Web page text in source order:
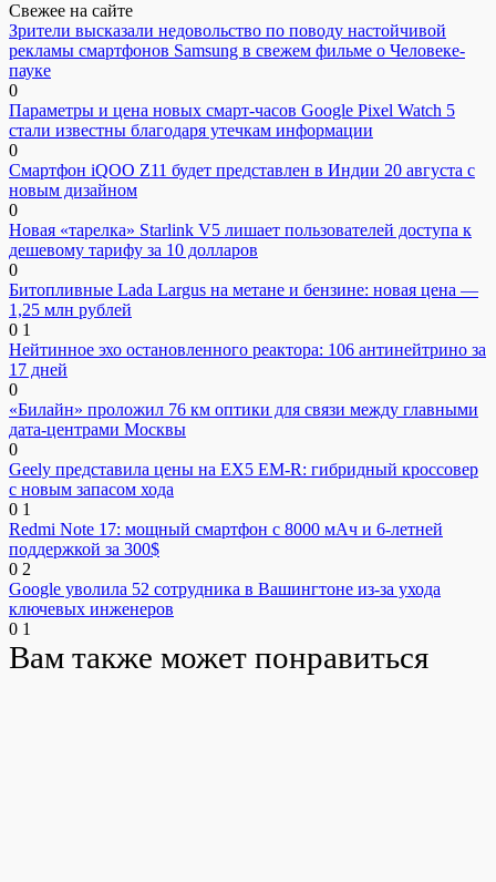
Свежее на сайте
Зрители высказали недовольство по поводу настойчивой
рекламы смартфонов Samsung в свежем фильме о Человеке-
пауке
0
Параметры и цена новых смарт-часов Google Pixel Watch 5
стали известны благодаря утечкам информации
0
Смартфон iQOO Z11 будет представлен в Индии 20 августа с
новым дизайном
0
Новая «тарелка» Starlink V5 лишает пользователей доступа к
дешевому тарифу за 10 долларов
0
Битопливные Lada Largus на метане и бензине: новая цена —
1,25 млн рублей
0 1
Нейтинное эхо остановленного реактора: 106 антинейтрино за
17 дней
0
«Билайн» проложил 76 км оптики для связи между главными
дата-центрами Москвы
0
Geely представила цены на EX5 EM-R: гибридный кроссовер
с новым запасом хода
0 1
Redmi Note 17: мощный смартфон с 8000 мАч и 6-летней
поддержкой за 300$
0 2
Google уволила 52 сотрудника в Вашингтоне из-за ухода
ключевых инженеров
0 1
Вам также может понравиться